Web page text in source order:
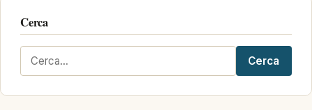
Cerca
Cerca
nel
sito
Cerca